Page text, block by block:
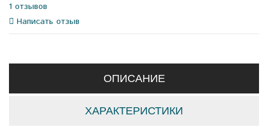
1 отзывов
Написать отзыв
ОПИСАНИЕ
ХАРАКТЕРИСТИКИ